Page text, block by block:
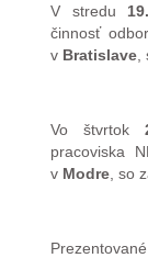
V stredu
činnosť
v Bratislave
Vo štvrtok
pracoviska
v Modre , so